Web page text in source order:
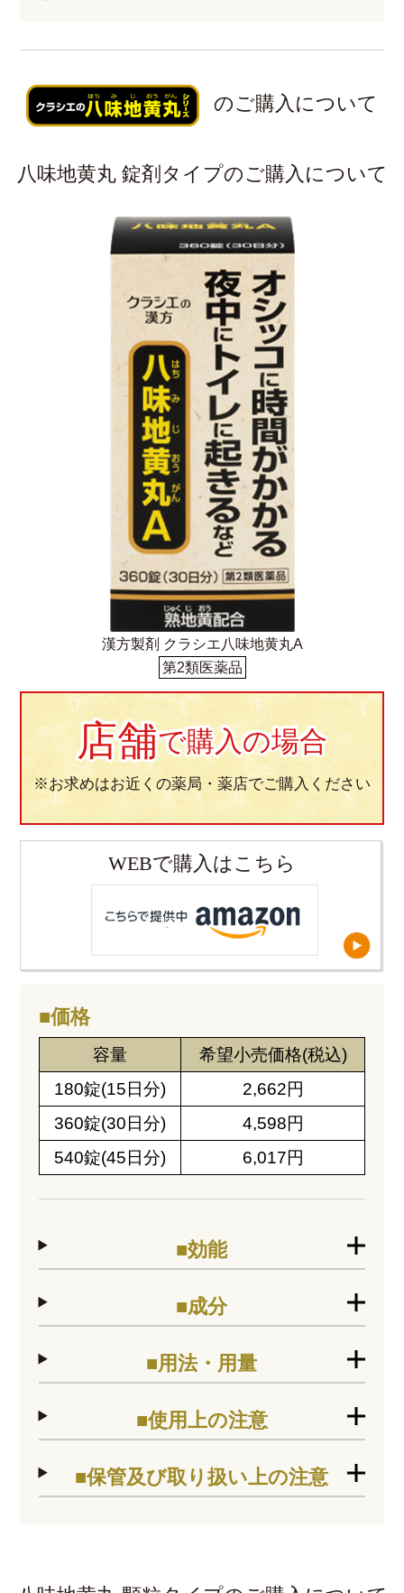
のご購入について
八味地黄丸 錠剤タイプのご購入について
漢方製剤 クラシエ八味地黄丸A
第2類医薬品
店舗で購入の場合
※お求めはお近くの薬局・薬店でご購入ください
WEBで購入はこちら
■価格
容量
希望小売価格(税込)
180錠(15日分)
2,662円
360錠(30日分)
4,598円
540錠(45日分)
6,017円
■効能
■成分
■用法・用量
■使用上の注意
■保管及び取り扱い上の注意